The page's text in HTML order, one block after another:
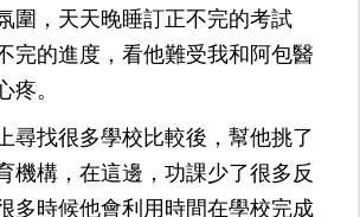
圍，天天晚睡訂正不完的考試
完的進度，看他難受我和阿包醫
疼。
尋找很多學校比較後，幫他挑了
機構，在這邊，功課少了很多反
多時候他會利用時間在學校完成